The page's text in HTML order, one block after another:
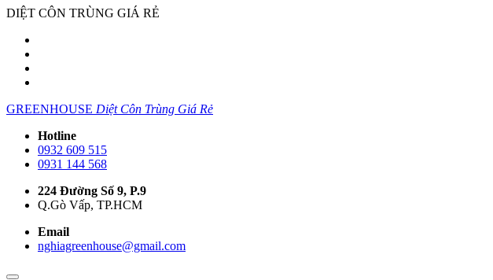
DIỆT CÔN TRÙNG GIÁ RẺ
GREENHOUSE Diệt Côn Trùng Giá Rẻ
Hotline
0932 609 515
0931 144 568
224 Đường Số 9, P.9
Q.Gò Vấp, TP.HCM
Email
nghiagreenhouse@gmail.com